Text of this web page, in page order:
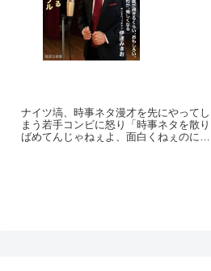
ナイツ塙、時事ネタ漫才を先にやってし
まう若手コンビに怒り「時事ネタを散り
ばめてんじゃねぇよ、面白くねぇのに。2